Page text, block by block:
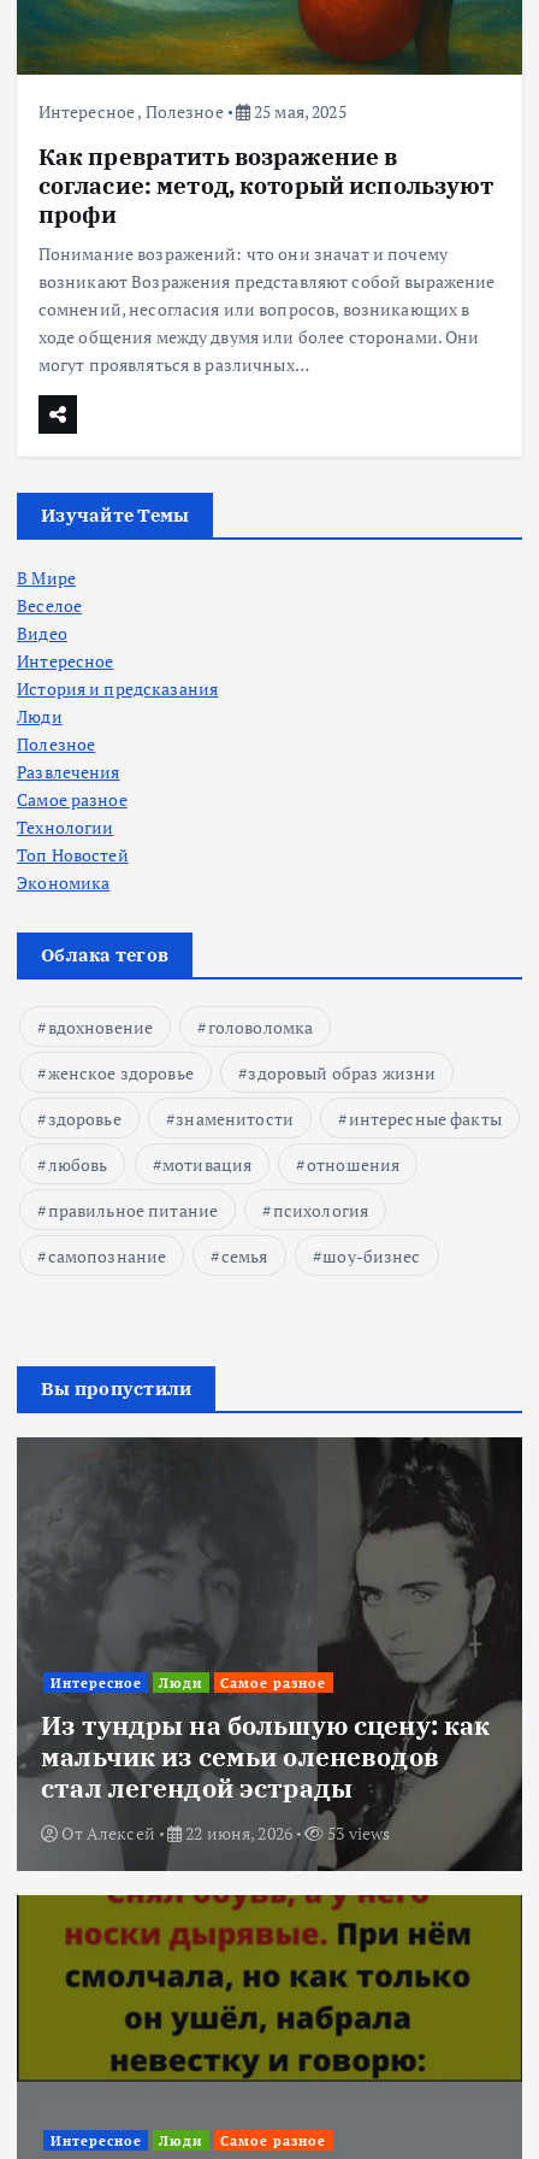
Интересное, Полезное 25 мая, 2025
Как превратить возражение в
согласие: метод, который используют
профи
Понимание возражений: что они значат и почему
возникают Возражения представляют собой выражение
сомнений, несогласия или вопросов, возникающих в
ходе общения между двумя или более сторонами. Они
могут проявляться в различных…
Изучайте Темы
В Мире
Веселое
Видео
Интересное
История и предсказания
Люди
Полезное
Развлечения
Самое разное
Технологии
Топ Новостей
Экономика
Облака тегов
вдохновение
головоломка
женское здоровье
здоровый образ жизни
здоровье
знаменитости
интересные факты
любовь
мотивация
отношения
правильное питание
психология
самопознание
семья шоу-бизнес
Вы пропустили
Интересное Люди Самое разное
Из тундры на большую сцену: как
мальчик из семьи оленеводов
стал легендой эстрады
От Алексей 22 июня, 2026 53 views
Интересное Люди Самое разное